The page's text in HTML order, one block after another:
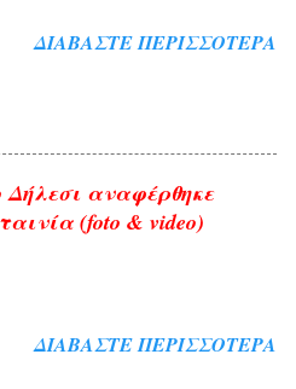
ΔΙΑΒΆΣΤΕ ΠΕΡΙΣΣΌΤΕΡΑ
αναφέρθηκε
(foto & video)
ΔΙΑΒΆΣΤΕ ΠΕΡΙΣΣΌΤΕΡΑ